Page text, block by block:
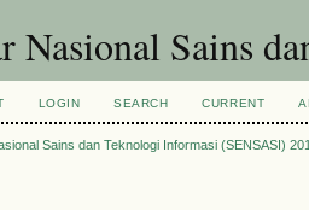
Nasional Sains
LOGIN SEARCH CURRENT
Sains dan Teknologi Informasi (SENSASI)